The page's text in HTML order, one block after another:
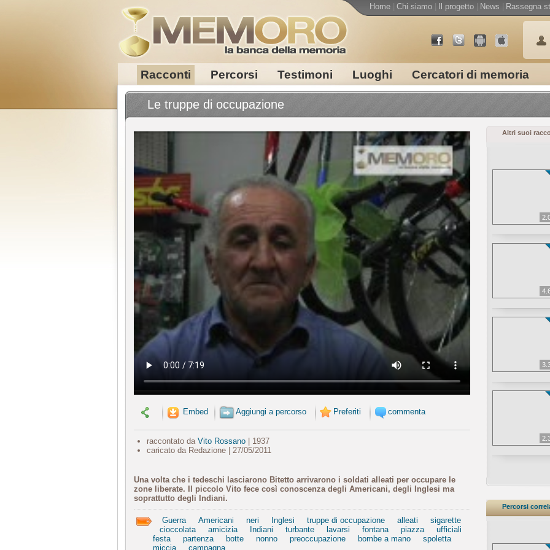
Racconti Percorsi Testimoni Luoghi Cercatori di memoria
Home Chi siamo Il progetto News Rassegna
Le truppe di occupazione
Embed Aggiungi a percorso Preferiti commenta
raccontato da Vito Rossano| 1937
caricato da Redazione | 27/05/2011
Una volta che i tedeschi lasciarono Bitetto arrivarono i soldati alleati per occupare le
zone liberate. Il piccolo Vito fece così conoscenza degli Americani, degli Inglesi ma
soprattutto degli Indiani.
Guerra Americani neri Inglesi truppe di occupazione alleati
sigarette
cioccolata
amicizia Indiani turbante lavarsi fontana piazza
ufficiali
festa
partenza botte nonno preoccupazione bombe a mano
spoletta
miccia
campagna.
Altri suoi
Percorsi